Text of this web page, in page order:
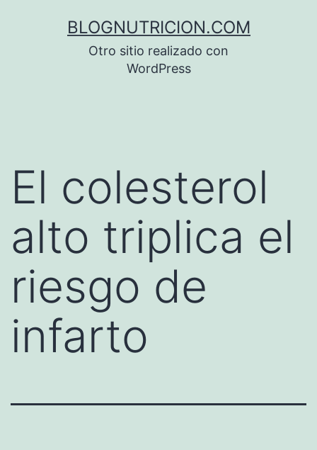
BLOGNUTRICION.COM
Otro sitio realizado con
WordPress
El colesterol
alto triplica el
riesgo de
infarto